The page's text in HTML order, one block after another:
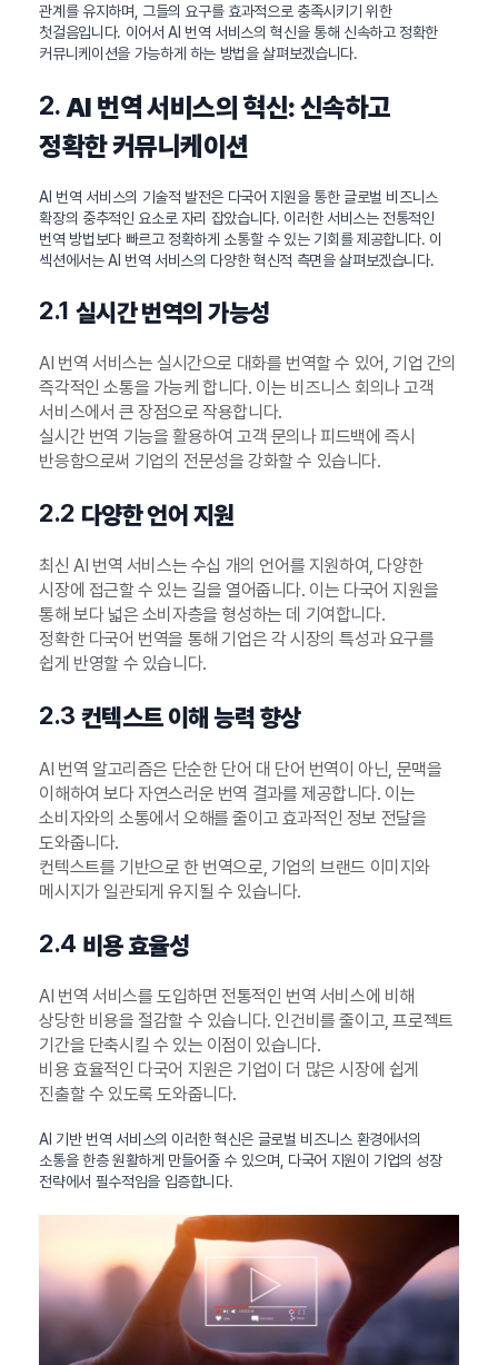
관계를 유지하며, 그들의 요구를 효과적으로 충족시키기 위한
첫걸음입니다. 이어서 AI 번역 서비스의 혁신을 통해 신속하고 정확한
커뮤니케이션을 가능하게 하는 방법을 살펴보겠습니다.
2.AI 번역 서비스의 혁신: 신속하고
정확한 커뮤니케이션
AI 번역 서비스의 기술적 발전은 다국어 지원을 통한 글로벌 비즈니스
확장의 중추적인 요소로 자리 잡았습니다. 이러한 서비스는 전통적인
번역 방법보다 빠르고 정확하게 소통할 수 있는 기회를 제공합니다. 이
섹션에서는 AI 번역 서비스의 다양한 혁신적 측면을 살펴보겠습니다.
2.1 실시간 번역의 가능성
AI 번역 서비스는 실시간으로 대화를 번역할 수 있어, 기업 간의
즉각적인 소통을 가능케 합니다. 이는 비즈니스 회의나 고객
서비스에서 큰 장점으로 작용합니다.
실시간 번역 기능을 활용하여 고객 문의나 피드백에 즉시
반응함으로써 기업의 전문성을 강화할 수 있습니다.
2.2 다양한 언어 지원
최신 AI 번역 서비스는 수십 개의 언어를 지원하여, 다양한
시장에 접근할 수 있는 길을 열어줍니다. 이는 다국어 지원을
통해 보다 넓은 소비자층을 형성하는 데 기여합니다.
정확한 다국어 번역을 통해 기업은 각 시장의 특성과 요구를
쉽게 반영할 수 있습니다.
2.3 컨텍스트 이해 능력 향상
AI 번역 알고리즘은 단순한 단어 대 단어 번역이 아닌, 문맥을
이해하여 보다 자연스러운 번역 결과를 제공합니다. 이는
소비자와의 소통에서 오해를 줄이고 효과적인 정보 전달을
도와줍니다.
컨텍스트를 기반으로 한 번역으로, 기업의 브랜드 이미지와
메시지가 일관되게 유지될 수 있습니다.
2.4 비용 효율성
AI 번역 서비스를 도입하면 전통적인 번역 서비스에 비해
상당한 비용을 절감할 수 있습니다. 인건비를 줄이고, 프로젝트
기간을 단축시킬 수 있는 이점이 있습니다.
비용 효율적인 다국어 지원은 기업이 더 많은 시장에 쉽게
진출할 수 있도록 도와줍니다.
AI 기반 번역 서비스의 이러한 혁신은 글로벌 비즈니스 환경에서의
소통을 한층 원활하게 만들어줄 수 있으며, 다국어 지원이 기업의 성장
전략에서 필수적임을 입증합니다.